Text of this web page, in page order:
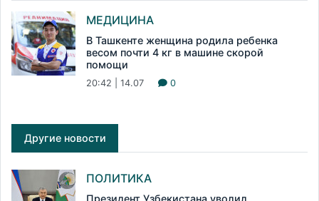
МЕДИЦИНА
В Ташкенте женщина родила ребенка
весом почти 4 кг в машине скорой
помощи
20:42 | 14.07 0
Другие новости
ПОЛИТИКА
Президент Узбекистана уволил